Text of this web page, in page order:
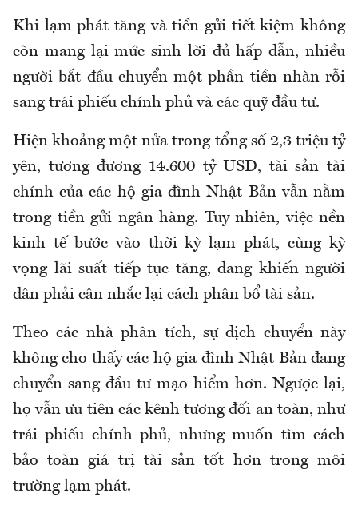
Khi lạm phát tăng và tiền gửi tiết kiệm không
còn mang lại mức sinh lời đủ hấp dẫn, nhiều
người bắt đầu chuyển một phần tiền nhàn rỗi
sang trái phiếu chính phủ và các quỹ đầu tư.
Hiện khoảng một nửa trong tổng số 2,3 triệu tỷ
yên, tương đương 14.600 tỷ USD, tài sản tài
chính của các hộ gia đình Nhật Bản vẫn nằm
trong tiền gửi ngân hàng. Tuy nhiên, việc nền
kinh tế bước vào thời kỳ lạm phát, cùng kỳ
vọng lãi suất tiếp tục tăng, đang khiến người
dân phải cân nhắc lại cách phân bổ tài sản.
Theo các nhà phân tích, sự dịch chuyển này
không cho thấy các hộ gia đình Nhật Bản đang
chuyển sang đầu tư mạo hiểm hơn. Ngược lại,
họ vẫn ưu tiên các kênh tương đối an toàn, như
trái phiếu chính phủ, nhưng muốn tìm cách
bảo toàn giá trị tài sản tốt hơn trong môi
trường lạm phát.